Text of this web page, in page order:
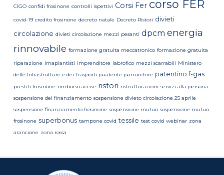
CIGO confidi frosinone controlli ispettivi Corsi Fer corso FER
covid-19 credito frosinone decreto natale Decreto Ristori divieti
circolazione divieti circolazione mezzi pesanti dpcm energia
rinnovabile formazione gratuita meccatronico formazione gratuita
riparazione Imapiantisti imprenditore labrofico mezzi scarrabili Ministero
delle Infrastrutture e dei Trasporti paatente parrucchire patentino f-gas
prestiti frosinone rimborso accise ristori ristrutturazioni servizi alla persona
sospensione del finanziamento sospensione divieto circolazione 25 aprile
sospensione finanziamento frosinone sospensione mutuo sospensione mutuo
frosinone superbonus tampone covid tessile test covid webinar zona
arancione zona rossa